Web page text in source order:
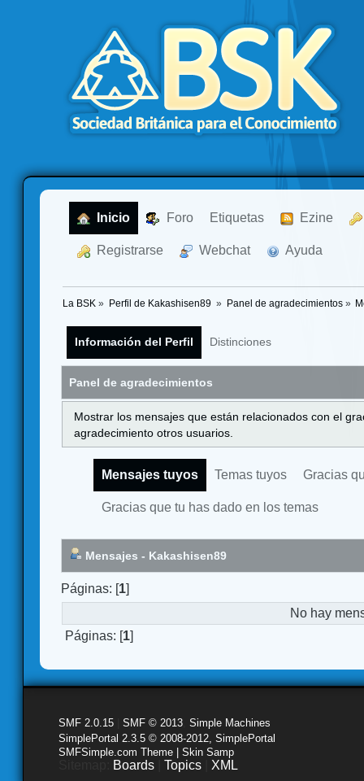
Inicio Foro Etiquetas Ezine
Registrarse Webchat Ayuda
La BSK » Perfil de Kakashisen89 » Panel de agradecimientos»
Información del Perfil Distinciones
Panel de agradecimientos
Mostrar los mensajes que están relacionados con el
agradecimiento otros usuarios.
Mensajes tuyos Temas tuyos Gracias
Gracias que tu has dado en los temas
Mensajes - Kakashisen89
Páginas: [1]
No hay
Páginas: [1]
SMF 2.0.15 SMF © 2013 Simple Machines
SimplePortal 2.3.5 © 2008-2012, SimplePortal
SMFSimple.com Theme | Skin Samp
Boards Topics XML